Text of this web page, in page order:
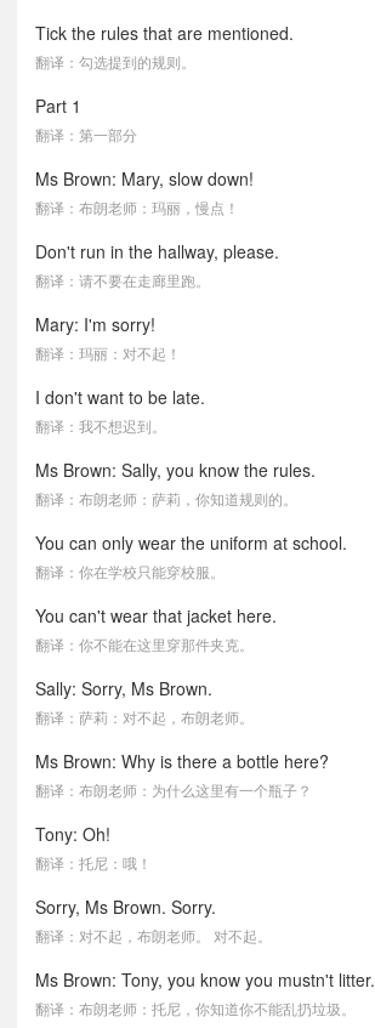
Tick the rules that are mentioned.
翻译：勾选提到的规则。
Part 1
翻译：第一部分
Ms Brown: Mary, slow down!
翻译：布朗老师：玛丽，慢点！
Don't run in the hallway, please.
翻译：请不要在走廊里跑。
Mary: I'm sorry!
翻译：玛丽：对不起！
I don't want to be late.
翻译：我不想迟到。
Ms Brown: Sally, you know the rules.
翻译：布朗老师：萨莉，你知道规则的。
You can only wear the uniform at school.
翻译：你在学校只能穿校服。
You can't wear that jacket here.
翻译：你不能在这里穿那件夹克。
Sally: Sorry, Ms Brown.
翻译：萨莉：对不起，布朗老师。
Ms Brown: Why is there a bottle here?
翻译：布朗老师：为什么这里有一个瓶子？
Tony: Oh!
翻译：托尼：哦！
Sorry, Ms Brown. Sorry.
翻译：对不起，布朗老师。 对不起。
Ms Brown: Tony, you know you mustn't litter.
翻译：布朗老师：托尼，你知道你不能乱扔垃圾。